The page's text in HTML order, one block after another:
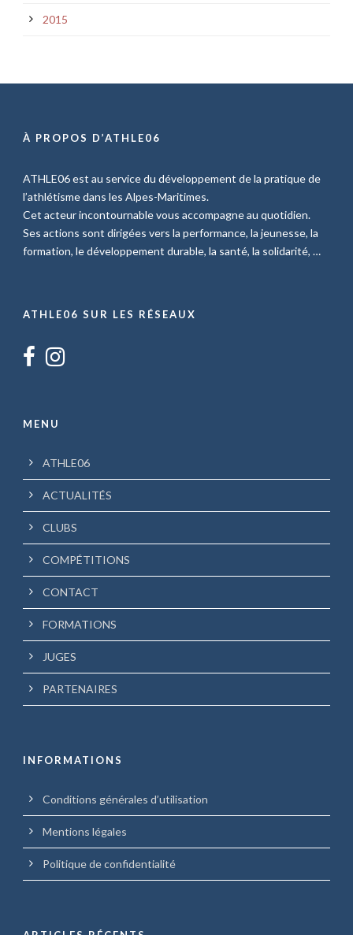
2015
À PROPOS D’ATHLE06
ATHLE06 est au service du développement de la pratique de
l’athlétisme dans les Alpes-Maritimes.
Cet acteur incontournable vous accompagne au quotidien.
Ses actions sont dirigées vers la performance, la jeunesse, la
formation, le développement durable, la santé, la solidarité, …
ATHLE06 SUR LES RÉSEAUX
MENU
ATHLE06
ACTUALITÉS
CLUBS
COMPÉTITIONS
CONTACT
FORMATIONS
JUGES
PARTENAIRES
INFORMATIONS
Conditions générales d’utilisation
Mentions légales
Politique de confidentialité